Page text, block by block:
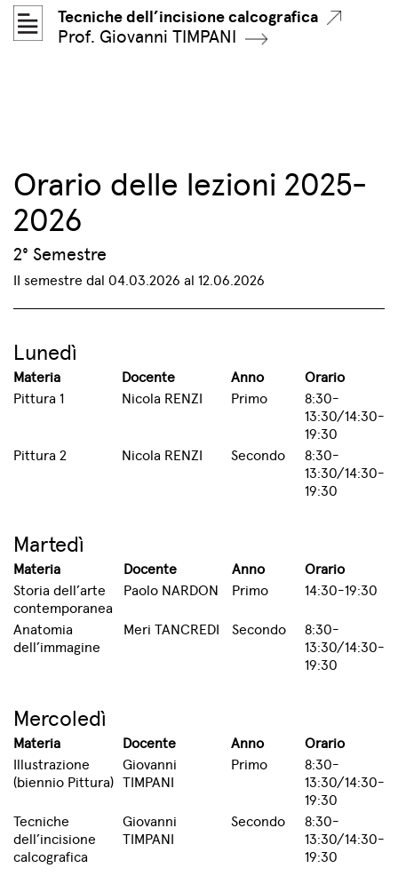
Tecniche dell’incisione calcografica
Prof. Giovanni TIMPANI
Orario delle lezioni 2025-
2026
2° Semestre
II semestre dal 04.03.2026 al 12.06.2026
Lunedì
Materia Docente Anno
Orario
Pittura 1
Nicola RENZI Primo
8:30-
13:30/14:30-
19:30
Pittura 2
Nicola RENZI Secondo
8:30-
13:30/14:30-
19:30
Martedì
Materia Docente Anno
Orario
Storia dell’arte
contemporanea
Paolo NARDON Primo
14:30-19:30
Anatomia
dell’immagine
Meri TANCREDI Secondo
8:30-
13:30/14:30-
19:30
Mercoledì
Materia Docente Anno
Orario
Illustrazione
(biennio Pittura)
Giovanni
TIMPANI
Primo
8:30-
13:30/14:30-
19:30
Tecniche
dell’incisione
calcografica
Giovanni
TIMPANI
Secondo
8:30-
13:30/14:30-
19:30